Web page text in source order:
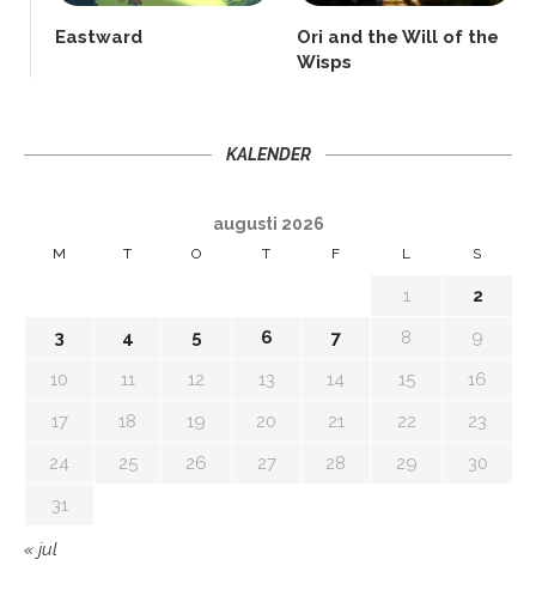
Eastward
Ori and the Will of the
Wisps
KALENDER
augusti 2026
M T O T F L S
1
2
3
4 5 6 7 8
9
10
11 12 13 14 15
16
17
18 19 20 21 22
23
24
25 26 27 28 29
30
31
« jul